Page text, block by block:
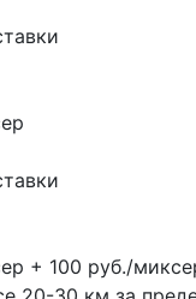
+ 100 руб./